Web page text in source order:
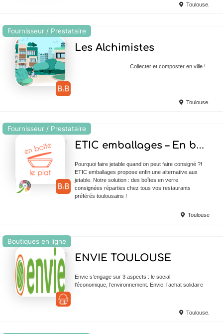
Toulouse.
Fournisseur / Prestataire
Les Alchimistes
Collecter et composter en ville !
Toulouse.
Fournisseur / Prestataire
ETIC emballages – En boîte le plat
Pourquoi faire jetable quand on peut faire consigné ?!
ETIC emballages propose enfin une alternative aux
jetable. Notre solution : des boîtes en verre
consignées réparties chez tous vos restaurants
préférés toulousains !
Toulouse
Boutiques en ligne
ENVIE TOULOUSE
Envie s’engage sur 3 aspects : le social,
l’économique, l’environnement. Envie, l’achat solidaire
Toulouse.